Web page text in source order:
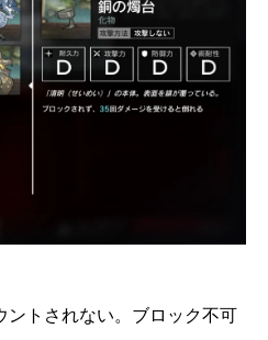
ントされない。ブロック不可